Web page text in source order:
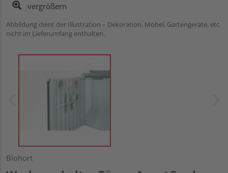
vergrößern
Abbildung dient der Illustration – Dekoration, Möbel, Gartengeräte, etc.
nicht im Lieferumfang enthalten.
Biohort